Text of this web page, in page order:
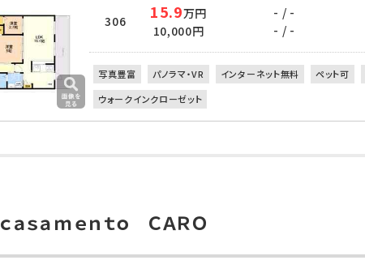
306 15.9万円
10,000円
- / -
- / -
写真豊富 パノラマ・VR インターネット無料 ペット可
ウォークインクローゼット
ｃａｓａｍｅｎｔｏ ＣＡＲＯ